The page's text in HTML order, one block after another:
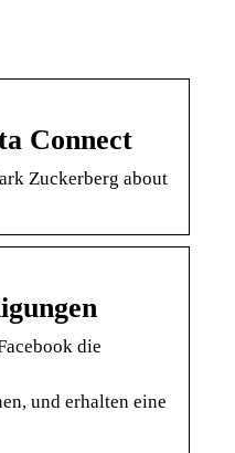
Connect
Zuckerberg about
die
und erhalten eine